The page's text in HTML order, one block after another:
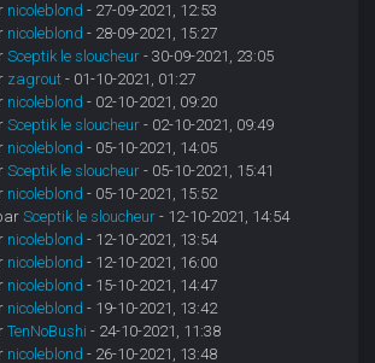
nicoleblond - 27-09-2021, 12:53
nicoleblond - 28-09-2021, 15:27
Sceptik le sloucheur - 30-09-2021, 23:05
zagrout - 01-10-2021, 01:27
nicoleblond - 02-10-2021, 09:20
Sceptik le sloucheur - 02-10-2021, 09:49
nicoleblond - 05-10-2021, 14:05
Sceptik le sloucheur - 05-10-2021, 15:41
nicoleblond - 05-10-2021, 15:52
Sceptik le sloucheur - 12-10-2021, 14:54
nicoleblond - 12-10-2021, 13:54
nicoleblond - 12-10-2021, 16:00
nicoleblond - 15-10-2021, 14:47
nicoleblond - 19-10-2021, 13:42
TenNoBushi - 24-10-2021, 11:38
nicoleblond - 26-10-2021, 13:48